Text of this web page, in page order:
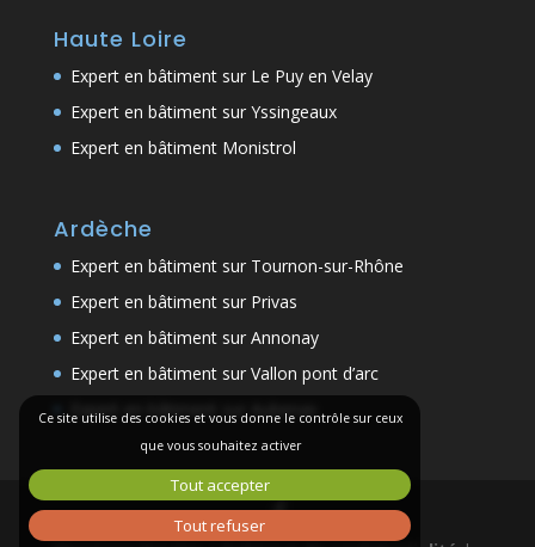
Haute Loire
Expert en bâtiment sur Le Puy en Velay
Expert en bâtiment sur Yssingeaux
Expert en bâtiment Monistrol
Ardèche
Expert en bâtiment sur Tournon-sur-Rhône
Expert en bâtiment sur Privas
Expert en bâtiment sur Annonay
Expert en bâtiment sur Vallon pont d’arc
Expert en bâtiment sur Aubenas
Ce site utilise des cookies et vous donne le contrôle sur ceux
que vous souhaitez activer
Tout accepter
Tout refuser